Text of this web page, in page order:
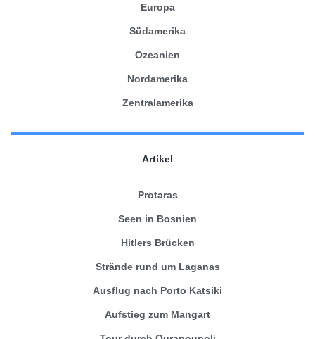
Europa
Südamerika
Ozeanien
Nordamerika
Zentralamerika
Artikel
Protaras
Seen in Bosnien
Hitlers Brücken
Strände rund um Laganas
Ausflug nach Porto Katsiki
Aufstieg zum Mangart